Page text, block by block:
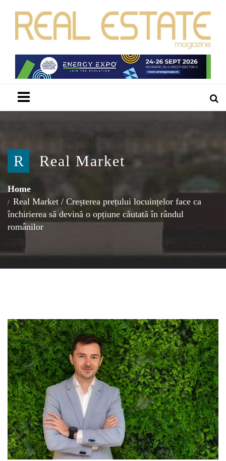
R Real Market
Home
Real Market / Creșterea prețului locuințelor face ca
închirierea să devină o opțiune căutată în rândul
românilor